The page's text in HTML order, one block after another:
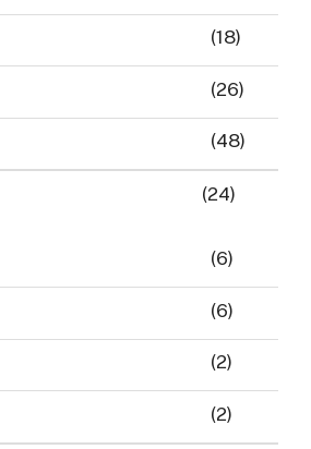
(18)
(26)
(48)
(24)
(6)
(6)
(2)
(2)